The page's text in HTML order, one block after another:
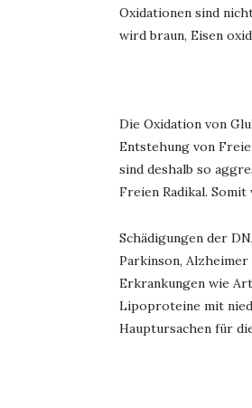
Oxidationen sind
wird braun, Eisen
Die Oxidation von
Entstehung von
sind deshalb so
Freien Radikal.
Schädigungen der
Parkinson,
Erkrankungen wie
Lipoproteine mit
Hauptursachen für